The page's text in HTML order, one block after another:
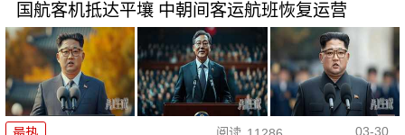
国航客机抵达平壤 中朝间客运航班恢复运营
03-30